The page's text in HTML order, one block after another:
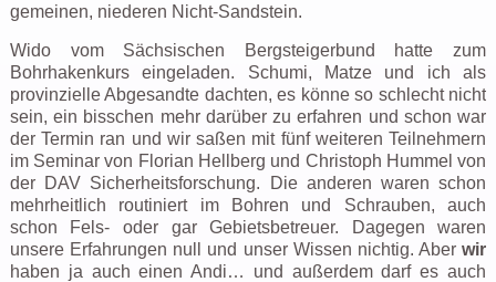
gemeinen, niederen Nicht-Sandstein.
Wido vom Sächsischen Bergsteigerbund hatte zum
Bohrhakenkurs eingeladen. Schumi, Matze und ich als
provinzielle Abgesandte dachten, es könne so schlecht nicht
sein, ein bisschen mehr darüber zu erfahren und schon war
der Termin ran und wir saßen mit fünf weiteren Teilnehmern
im Seminar von Florian Hellberg und Christoph Hummel von
der DAV Sicherheitsforschung. Die anderen waren schon
mehrheitlich routiniert im Bohren und Schrauben, auch
schon Fels- oder gar Gebietsbetreuer. Dagegen waren
unsere Erfahrungen null und unser Wissen nichtig. Aberwir
haben ja auch einen Andi… und außerdem darf es auch